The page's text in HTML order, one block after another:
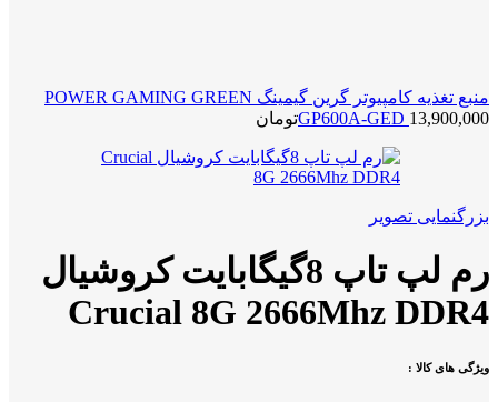
منبع تغذیه کامپیوتر گرین گیمینگ POWER GAMING GREEN
GP600A-GED 13,900,000 تومان
بزرگنمایی تصویر
رم لپ تاپ 8گیگابایت کروشیال
Crucial 8G 2666Mhz DDR4
ویژگی های کالا :